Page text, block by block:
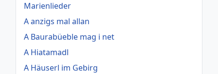
Marienlieder
A anzigs mal allan
A Baurabüeble mag i net
A Hiatamadl
A Häuserl im Gebirg